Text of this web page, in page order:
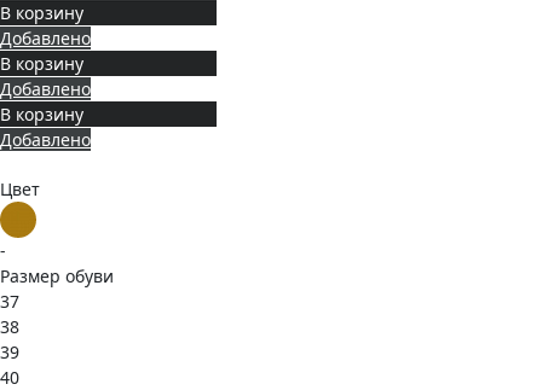
В корзину
Добавлено
В корзину
Добавлено
В корзину
Добавлено
Цвет
-
Размер обуви
37
38
39
40